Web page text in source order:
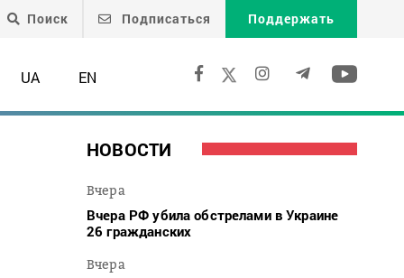
Поиск Подписаться Поддержать
UA EN
НОВОСТИ
Вчера
Вчера РФ убила обстрелами в Украине
26 гражданских
Вчера